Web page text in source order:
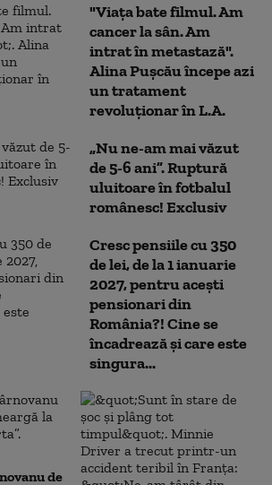
"Viața bate filmul. Am
cancer la sân. Am
intrat în metastază".
Alina Pușcău începe azi
un tratament
revoluționar în L.A.
„Nu ne-am mai văzut
de 5-6 ani”. Ruptură
uluitoare în fotbalul
românesc! Exclusiv
Cresc pensiile cu 350
de lei, de la 1 ianuarie
2027, pentru acești
pensionari din
România?! Cine se
încadrează și care este
singura...
de